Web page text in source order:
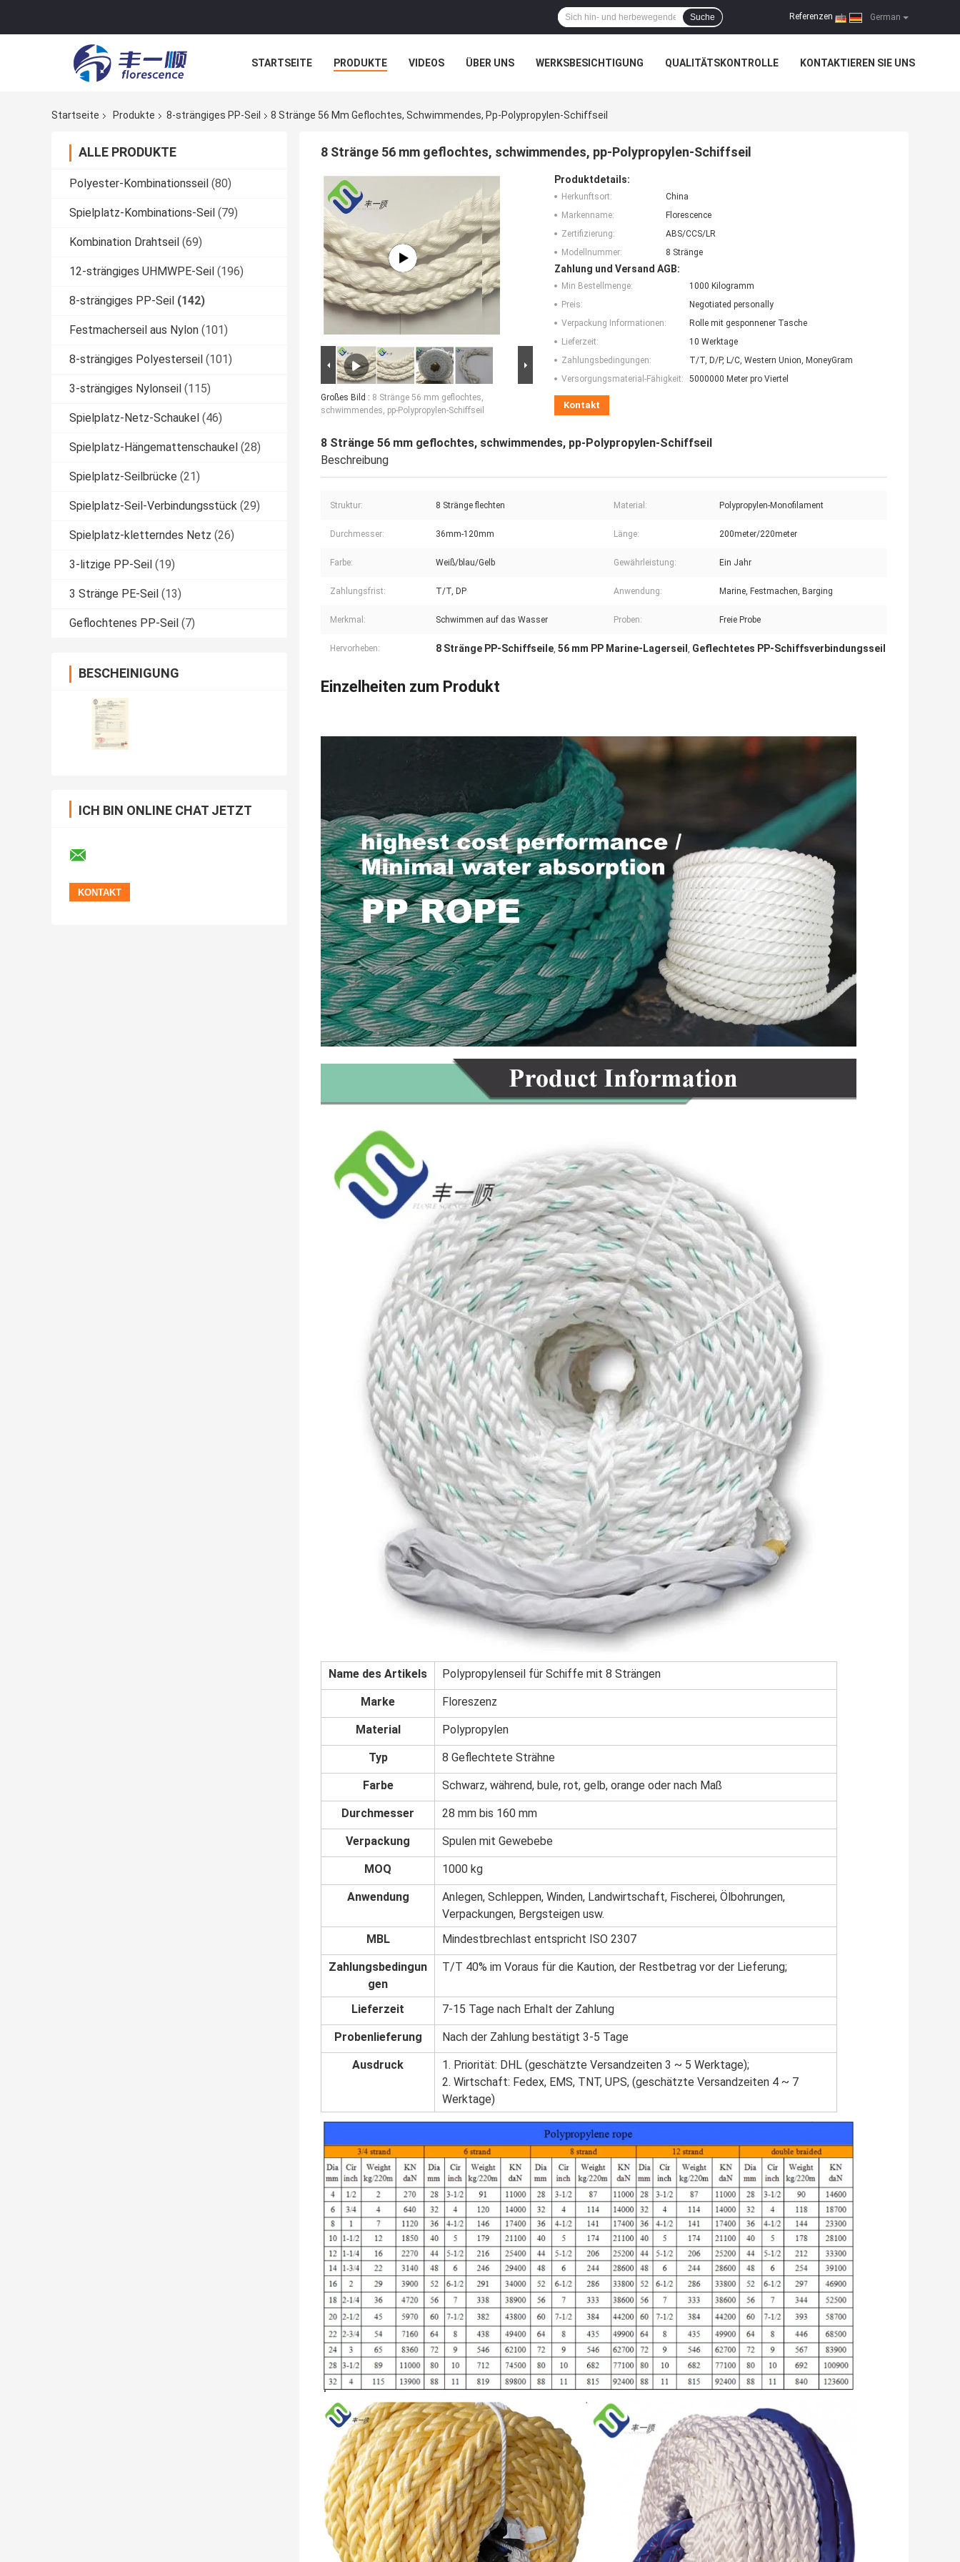
German
Referenzen |
Suche
STARTSEITE PRODUKTE VIDEOS ÜBER UNS WERKSBESICHTIGUNG QUALITÄTSKONTROLLE KONTAKTIEREN SIE UNS
Startseite
Produkte 8-strängiges PP-Seil 8 Stränge 56 Mm Geflochtes, Schwimmendes, Pp-Polypropylen-Schiffseil
ALLE PRODUKTE
Polyester-Kombinationsseil (80)
Spielplatz-Kombinations-Seil (79)
Kombination Drahtseil (69)
12-strängiges UHMWPE-Seil (196)
8-strängiges PP-Seil (142)
Festmacherseil aus Nylon (101)
8-strängiges Polyesterseil (101)
3-strängiges Nylonseil (115)
Spielplatz-Netz-Schaukel (46)
Spielplatz-Hängemattenschaukel (28)
Spielplatz-Seilbrücke (21)
Spielplatz-Seil-Verbindungsstück (29)
Spielplatz-kletterndes Netz (26)
3-litzige PP-Seil (19)
3 Stränge PE-Seil (13)
Geflochtenes PP-Seil (7)
BESCHEINIGUNG
ICH BIN ONLINE CHAT JETZT
8 Stränge 56 mm geflochtes, schwimmendes, pp-Polypropylen-Schiffseil
Großes Bild : 8 Stränge 56 mm geflochtes,
schwimmendes, pp-Polypropylen-Schiffseil
Produktdetails:
Herkunftsort:
China
Markenname:
Florescence
Zertifizierung:
ABS/CCS/LR
Modellnummer:
8 Stränge
Zahlung und Versand AGB:
Min Bestellmenge:
1000 Kilogramm
Preis:
Negotiated personally
Verpackung Informationen:
Rolle mit gesponnener Tasche
Lieferzeit:
10 Werktage
Zahlungsbedingungen:
T/T, D/P, L/C, Western Union, MoneyGram
Versorgungsmaterial-Fähigkeit:
5000000 Meter pro Viertel
Kontakt
8 Stränge 56 mm geflochtes, schwimmendes, pp-Polypropylen-Schiffseil
Beschreibung
Struktur: 8 Stränge flechten Material: Polypropylen-Monofilament
Durchmesser: 36mm-120mm Länge: 200meter/220meter
Farbe: Weiß/blau/Gelb Gewährleistung: Ein Jahr
Zahlungsfrist: T/T, DP Anwendung: Marine, Festmachen, Barging
Merkmal: Schwimmen auf das Wasser Proben: Freie Probe
Hervorheben: 8 Stränge PP-Schiffseile, 56 mm PP Marine-Lagerseil , Geflechtetes PP-Schiffsverbindungsseil
Einzelheiten zum Produkt
Name des Artikels Polypropylenseil für Schiffe mit 8 Strängen
Marke Floreszenz
Material Polypropylen
Typ 8 Geflechtete Strähne
Farbe Schwarz, während, bule, rot, gelb, orange oder nach Maß
Durchmesser 28 mm bis 160 mm
Verpackung Spulen mit Gewebebe
MOQ 1000 kg
Anwendung
Anlegen, Schleppen, Winden, Landwirtschaft, Fischerei, Ölbohrungen,
Verpackungen, Bergsteigen usw.
MBL
Mindestbrechlast entspricht ISO 2307
Zahlungsbedingun
gen
T/T 40% im Voraus für die Kaution, der Restbetrag vor der Lieferung;
Lieferzeit 7-15 Tage nach Erhalt der Zahlung
Probenlieferung Nach der Zahlung bestätigt 3-5 Tage
Ausdruck
1. Priorität: DHL (geschätzte Versandzeiten 3 ~ 5 Werktage);
2. Wirtschaft: Fedex, EMS, TNT, UPS, (geschätzte Versandzeiten 4 ~ 7
Werktage)